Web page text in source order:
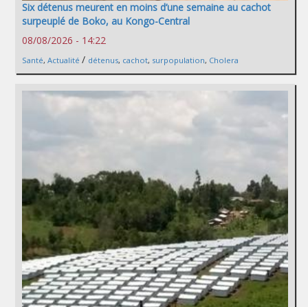
Six détenus meurent en moins d’une semaine au cachot
surpeuplé de Boko, au Kongo-Central
08/08/2026 - 14:22
Santé, Actualité / détenus, cachot, surpopulation, Cholera